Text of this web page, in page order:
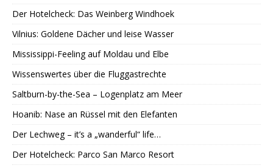
Der Hotelcheck: Das Weinberg Windhoek
Vilnius: Goldene Dächer und leise Wasser
Mississippi-Feeling auf Moldau und Elbe
Wissenswertes über die Fluggastrechte
Saltburn-by-the-Sea – Logenplatz am Meer
Hoanib: Nase an Rüssel mit den Elefanten
Der Lechweg – it’s a „wanderful“ life…
Der Hotelcheck: Parco San Marco Resort